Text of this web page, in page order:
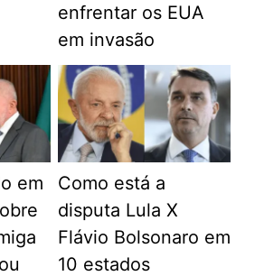
enfrentar os EUA
em invasão
em
Como está a
disputa Lula X
Flávio Bolsonaro em
10 estados